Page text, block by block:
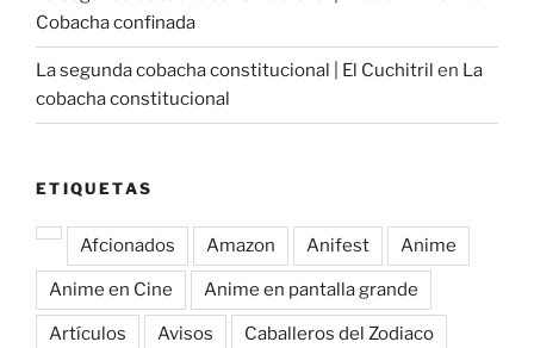
Cobacha confinada
La segunda cobacha constitucional | El Cuchitril en La
cobacha constitucional
ETIQUETAS
Afcionados Amazon Anifest Anime
Anime en Cine Anime en pantalla grande
Artículos Avisos Caballeros del Zodiaco